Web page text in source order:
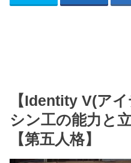
【Identity V(ア
シン工の能力と
【第五人格】